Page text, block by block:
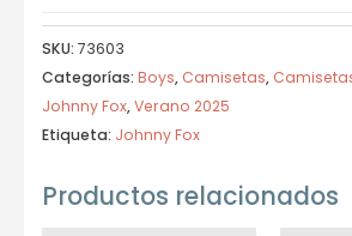
SKU: 73603
Categorías: Boys, Camisetas,
Johnny Fox,Verano 2025
Etiqueta: Johnny Fox
Productos relacionados